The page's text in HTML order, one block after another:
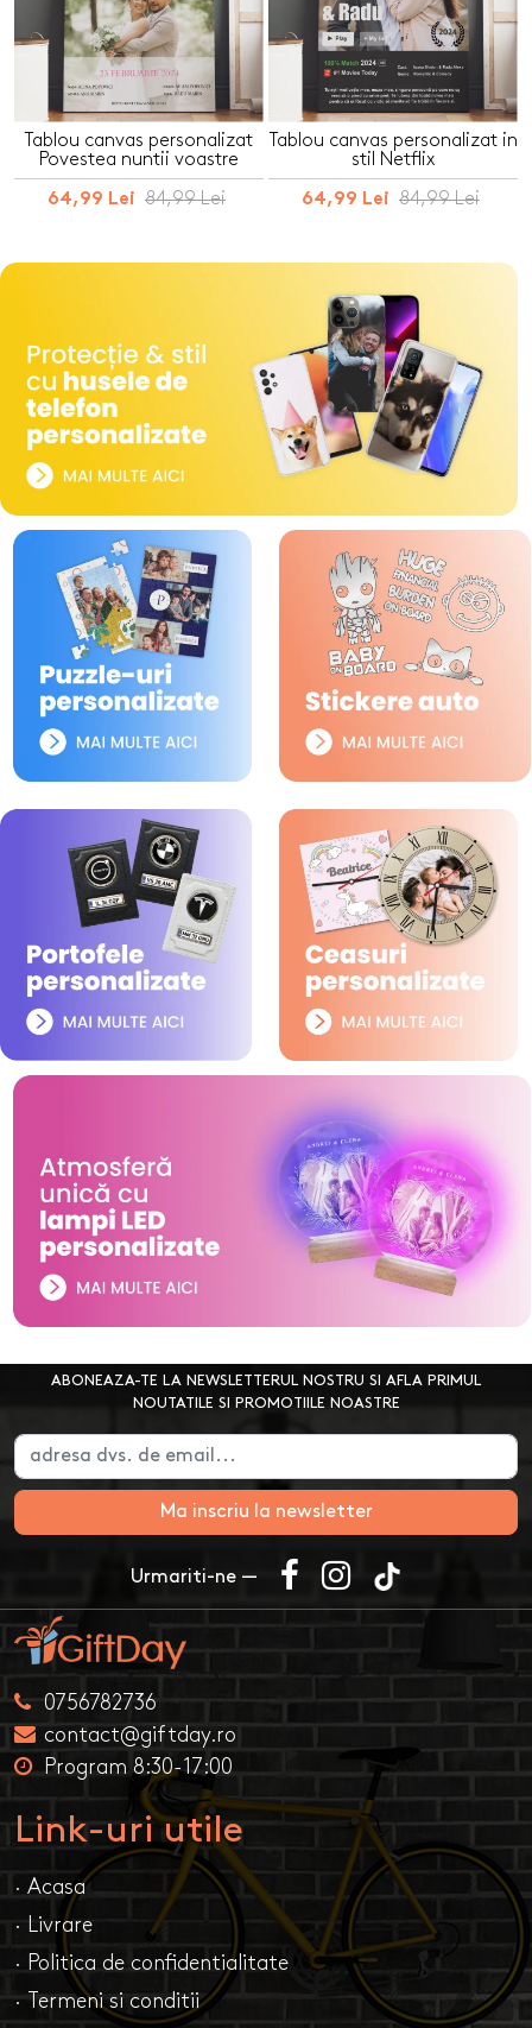
Tablou canvas personalizat
Povestea nuntii voastre
64,99 Lei 84,99 Lei
Tablou canvas personalizat in
stil Netflix
64,99 Lei 84,99 Lei
ABONEAZA-TE LA NEWSLETTERUL NOSTRU SI AFLA PRIMUL
NOUTATILE SI PROMOTIILE NOASTRE
Ma inscriu la newsletter
Urmariti-ne —
0756782736
contact@giftday.ro
Program 8:30-17:00
Link-uri utile
· Acasa
· Livrare
· Politica de confidentialitate
· Termeni si conditii